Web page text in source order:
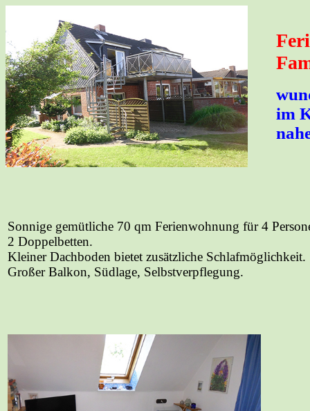
im
Sonnige gemütliche 70 qm Ferienwohnung für 4
2 Doppelbetten.
Kleiner Dachboden bietet zusätzliche Schlafmöglichkeit.
Großer Balkon, Südlage, Selbstverpflegung.